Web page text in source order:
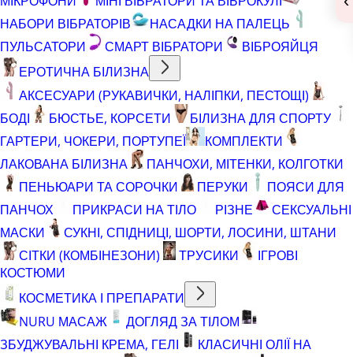
НАБОРИ ВІБРАТОРІВ
НАСАДКИ НА ПАЛЕЦЬ
ПУЛЬСАТОРИ
СМАРТ ВІБРАТОРИ
ВІБРОЯЙЦЯ
ЕРОТИЧНА БІЛИЗНА
АКСЕСУАРИ (РУКАВИЧКИ, НАЛІПКИ, ПЕСТОЩІ)
БОДІ
БЮСТЬЕ, КОРСЕТИ
БІЛИЗНА ДЛЯ СПОРТУ
ГАРТЕРИ, ЧОКЕРИ, ПОРТУПЕЇ
КОМПЛЕКТИ
ЛАКОВАНА БІЛИЗНА
ПАНЧОХИ, МІТЕНКИ, КОЛГОТКИ
ПЕНЬЮАРИ ТА СОРОЧКИ
ПЕРУКИ
ПОЯСИ ДЛЯ
ПАНЧОХ
ПРИКРАСИ НА ТІЛО РІЗНЕ
СЕКСУАЛЬНІ
МАСКИ
СУКНІ, СПІДНИЦІ, ШОРТИ, ЛОСИНИ, ШТАНИ
СІТКИ (КОМБІНЕЗОНИ)
ТРУСИКИ
ІГРОВІ
КОСТЮМИ
КОСМЕТИКА І ПРЕПАРАТИ
NURU МАСАЖ
ДОГЛЯД ЗА ТІЛОМ
ЗБУДЖУВАЛЬНІ КРЕМА, ГЕЛІ
КЛАСИЧНІ ОЛІЇ НА